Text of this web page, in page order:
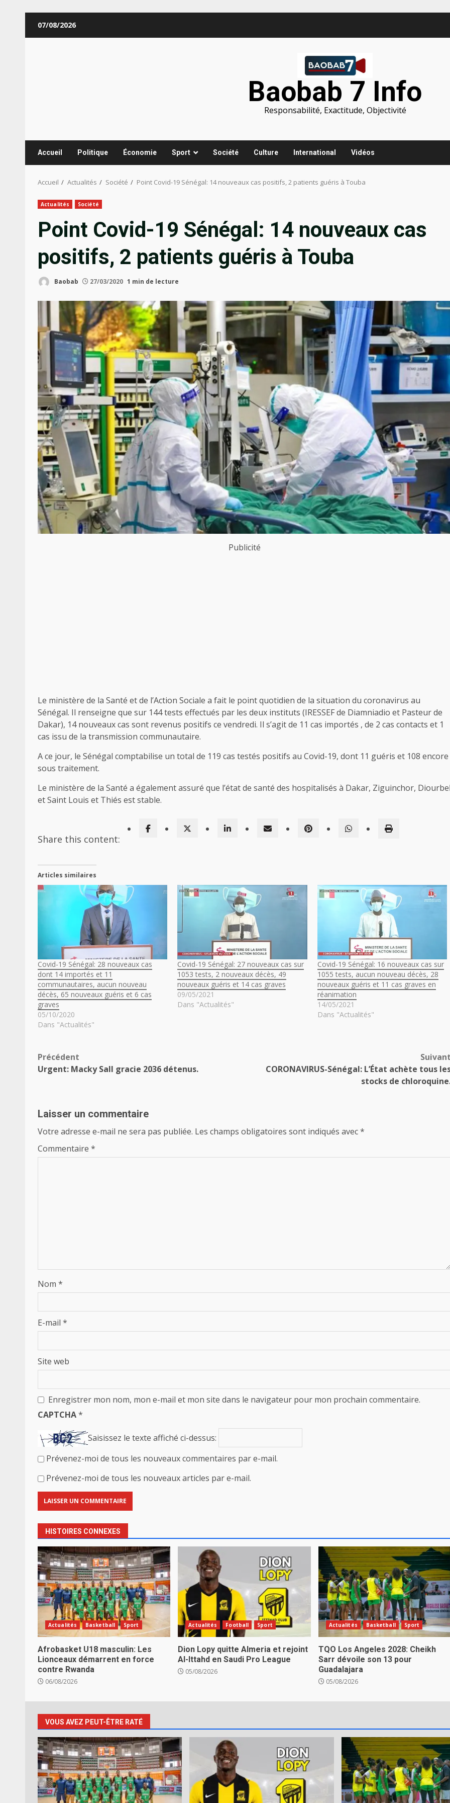
07/08/2026
Baobab 7 Info
Responsabilité, Exactitude, Objectivité
Accueil Politique Économie Sport Société Culture International Vidéos
Accueil Actualités Société Point Covid-19 Sénégal: 14 nouveaux cas positifs, 2 patients guéris à Touba
Actualités Société
Point Covid-19 Sénégal: 14 nouveaux cas
positifs, 2 patients guéris à Touba
Baobab 27/03/2020 1 min de lecture
Publicité
Le ministère de la Santé et de l’Action Sociale a fait le point quotidien de la situation du coronavirus au
Sénégal. Il renseigne que sur 144 tests effectués par les deux instituts (IRESSEF de Diamniadio et Pasteur de
Dakar), 14 nouveaux cas sont revenus positifs ce vendredi. Il s’agit de 11 cas importés , de 2 cas contacts et 1
cas issu de la transmission communautaire.
A ce jour, le Sénégal comptabilise un total de 119 cas testés positifs au Covid-19, dont 11 guéris et 108 encore
sous traitement.
Le ministère de la Santé a également assuré que l’état de santé des hospitalisés à Dakar, Ziguinchor, Diourbel
et Saint Louis et Thiés est stable.
Share this content:
Articles similaires
Covid-19 Sénégal: 28 nouveaux cas
dont 14 importés et 11
communautaires, aucun nouveau
décès, 65 nouveaux guéris et 6 cas
graves
05/10/2020
Dans "Actualités"
Covid-19 Sénégal: 27 nouveaux cas sur
1053 tests, 2 nouveaux décès, 49
nouveaux guéris et 14 cas graves
09/05/2021
Dans "Actualités"
Covid-19 Sénégal: 16 nouveaux cas sur
1055 tests, aucun nouveau décès, 28
nouveaux guéris et 11 cas graves en
réanimation
14/05/2021
Dans "Actualités"
Navigation
d’article
Précédent
Urgent: Macky Sall gracie 2036 détenus.
Suivant
CORONAVIRUS-Sénégal: L’État achète tous
stocks de
Laisser un commentaire
Votre adresse e-mail ne sera pas publiée. Les champs obligatoires sont indiqués avec*
Commentaire *
Nom *
E-mail *
Site web
Enregistrer mon nom, mon e-mail et mon site dans le navigateur pour mon prochain commentaire.
CAPTCHA*
Saisissez le texte affiché ci-dessus:
Prévenez-moi de tous les nouveaux commentaires par e-mail.
Prévenez-moi de tous les nouveaux articles par e-mail.
HISTOIRES CONNEXES
Actualités Basketball Sport
Afrobasket U18 masculin: Les
Lionceaux démarrent en force
contre Rwanda
06/08/2026
Actualités Football Sport
Dion Lopy quitte Almeria et rejoint
Al-Ittahd en Saudi Pro League
05/08/2026
Actualités Basketball Sport
TQO Los Angeles 2028: Cheikh
Sarr dévoile son 13 pour
Guadalajara
05/08/2026
VOUS AVEZ PEUT-ÊTRE RATÉ